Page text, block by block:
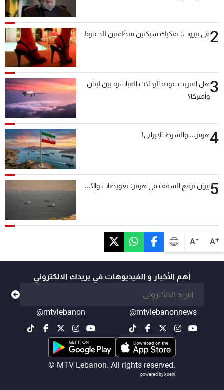
A+
A-
2في بيروت: تفكيك شبكتين منظّمتين للدعارة!
3هل اقتربت عودة الرحلات المباشرة بين لبنان
وأميركا؟
4هرمز... والشرط الإيراني!
5إيران ترفع السقف في هرمز: تعويضات وإلّا...
أهم الأخبار و الفيديوهات في بريدك الالكتروني
@mtvlebanonnews
@mtvlebanon
© MTV Lebanon. All rights reserved.
powered by koein
شروط الإسـتخدام
سياسة الخصوصية